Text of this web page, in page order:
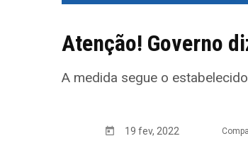
Atenção! Governo
A medida segue o
19 fev, 2022